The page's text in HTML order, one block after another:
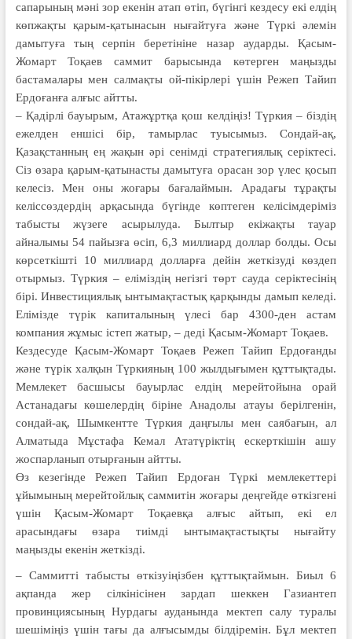
сапарының мәні зор екенін атап өтіп, бүгінгі кездесу екі елдің
көпжақты қарым-қатынасын нығайтуға және Түркі әлемін
дамытуға тың серпін беретініне назар аударды. Қасым-
Жомарт Тоқаев саммит барысында көтерген маңызды
бастамалары мен салмақты ой-пікірлері үшін Режеп Тайип
Ердоғанға алғыс айтты.
– Қадірлі бауырым, Атажұртқа қош келдіңіз! Түркия – біздің
ежелден еншісі бір, тамырлас туысымыз. Сондай-ақ,
Қазақстанның ең жақын әрі сенімді стратегиялық серіктесі.
Сіз өзара қарым-қатынасты дамытуға орасан зор үлес қосып
келесіз. Мен оны жоғары бағалаймын. Арадағы тұрақты
келіссөздердің арқасында бүгінде көптеген келісімдеріміз
табысты жүзеге асырылуда. Былтыр екіжақты тауар
айналымы 54 пайызға өсіп, 6,3 миллиард доллар болды. Осы
көрсеткішті 10 миллиард долларға дейін жеткізуді көздеп
отырмыз. Түркия – еліміздің негізгі төрт сауда серіктесінің
бірі. Инвестициялық ынтымақтастық қарқынды дамып келеді.
Елімізде түрік капиталының үлесі бар 4300-ден астам
компания жұмыс істеп жатыр, – деді Қасым-Жомарт Тоқаев.
Кездесуде Қасым-Жомарт Тоқаев Режеп Тайип Ердоғанды
және түрік халқын Түркияның 100 жылдығымен құттықтады.
Мемлекет басшысы бауырлас елдің мерейтойына орай
Астанадағы көшелердің біріне Анадолы атауы берілгенін,
сондай-ақ, Шымкентте Түркия даңғылы мен саябағын, ал
Алматыда Мұстафа Кемал Ататүріктің ескерткішін ашу
жоспарланып отырғанын айтты.
Өз кезегінде Режеп Тайип Ердоған Түркі мемлекеттері
ұйымының мерейтойлық саммитін жоғары деңгейде өткізгені
үшін Қасым-Жомарт Тоқаевқа алғыс айтып, екі ел
арасындағы өзара тиімді ынтымақтастықты нығайту
маңызды екенін жеткізді.
– Саммитті табысты өткізуіңізбен құттықтаймын. Биыл 6
ақпанда жер сілкіні­сінен зардап шеккен Газиантеп
провинциясының Нурдагы ауданында мектеп салу туралы
шешіміңіз үшін тағы да алғысымды білдіремін. Бұл мектеп